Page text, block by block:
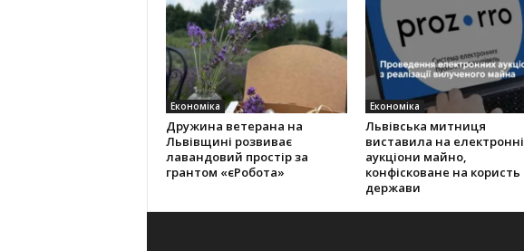
Економіка
Дружина ветерана на
Львівщині розвиває
лавандовий простір за
грантом «єРобота»
Економіка
Львівська митниця
виставила на електронні
аукціони майно,
конфісковане на користь
держави